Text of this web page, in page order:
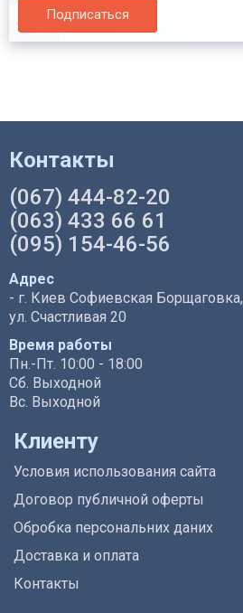
Подписаться
Контакты
(067) 444-82-20
(063) 433 66 61
(095) 154-46-56
Адрес
- г. Киев Софиевская Борщаговка,
ул. Счастливая 20
Время работы
Пн.-Пт. 10:00 - 18:00
Сб. Выходной
Вс. Выходной
Клиенту
Условия использования сайта
Договор публичной оферты
Обробка персональних даних
Доставка и оплата
Контакты